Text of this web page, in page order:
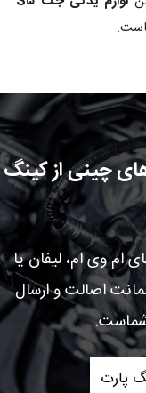
چینی از کینگ
ام وی ام، لیفان یا
اصالت و ارسال
شماست.
پارت